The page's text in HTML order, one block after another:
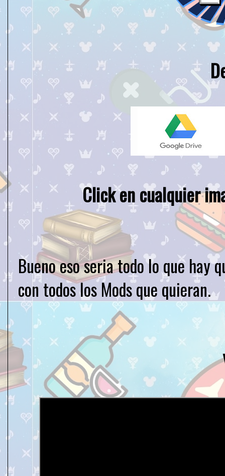
Click en cualquier
Bueno eso seria todo lo que hay
con todos los Mods que quieran.